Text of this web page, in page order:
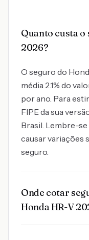
Quanto custa o
2026?
O seguro do
média 2.1% do
por ano. Para
FIPE da sua
Brasil. Lembre-
causar variações
seguro.
Onde cotar
Honda HR-V